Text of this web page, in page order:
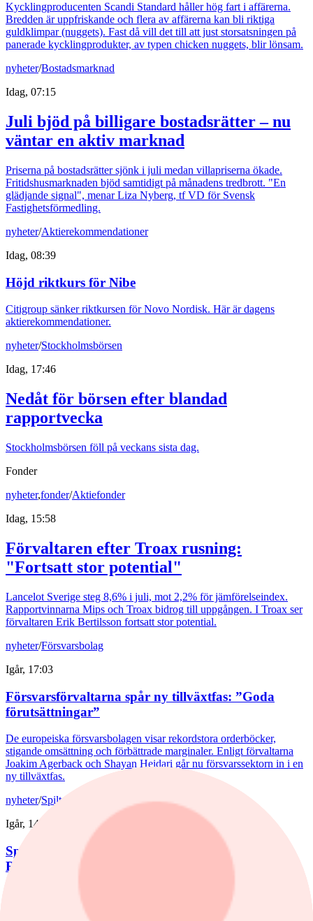
Kycklingproducenten Scandi Standard håller hög fart i affärerna.
Bredden är uppfriskande och flera av affärerna kan bli riktiga
guldklimpar (nuggets). Fast då vill det till att just storsatsningen på
panerade kycklingprodukter, av typen chicken nuggets, blir lönsam.
nyheter/Bostadsmarknad
Idag, 07:15
Juli bjöd på billigare bostadsrätter – nu
väntar en aktiv marknad
Priserna på bostadsrätter sjönk i juli medan villapriserna ökade.
Fritidshusmarknaden bjöd samtidigt på månadens tredbrott. "En
glädjande signal", menar Liza Nyberg, tf VD för Svensk
Fastighetsförmedling.
nyheter/Aktierekommendationer
Idag, 08:39
Höjd riktkurs för Nibe
Citigroup sänker riktkursen för Novo Nordisk. Här är dagens
aktierekommendationer.
nyheter/Stockholmsbörsen
Idag, 17:46
Nedåt för börsen efter blandad
rapportvecka
Stockholmsbörsen föll på veckans sista dag.
Fonder
nyheter,fonder/Aktiefonder
Idag, 15:58
Förvaltaren efter Troax rusning:
"Fortsatt stor potential"
Lancelot Sverige steg 8,6% i juli, mot 2,2% för jämförelseindex.
Rapportvinnarna Mips och Troax bidrog till uppgången. I Troax ser
förvaltaren Erik Bertilsson fortsatt stor potential.
nyheter/Försvarsbolag
Igår, 17:03
Försvarsförvaltarna spår ny tillväxtfas: ”Goda
förutsättningar”
De europeiska försvarsbolagen visar rekordstora orderböcker,
stigande omsättning och förbättrade marginaler. Enligt förvaltarna
Joakim Agerback och Shayan Heidari går nu försvarssektorn in i en
ny tillväxtfas.
nyheter/Spiltan Småbolagsfond
Igår, 14:51
Spiltan Småbolagsfond lyfte i juli – tar in
RaySearch
RaySearch Laboratories är ett nytt innehav i fonden.